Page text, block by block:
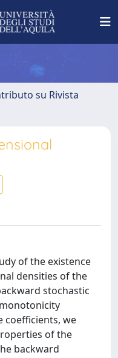
su Rivista
of the existence
densities of the
stochastic
coefficients, we
of the
backward